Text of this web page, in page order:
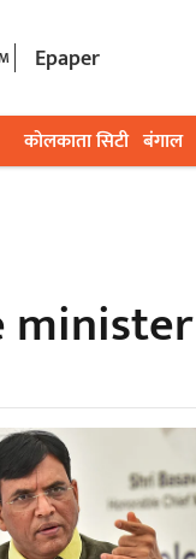
Epaper
कोलकाता सिटी बंगाल
minister